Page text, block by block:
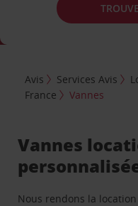
Avis Services Avis
France
Vannes
Vannes
Nous rendons la